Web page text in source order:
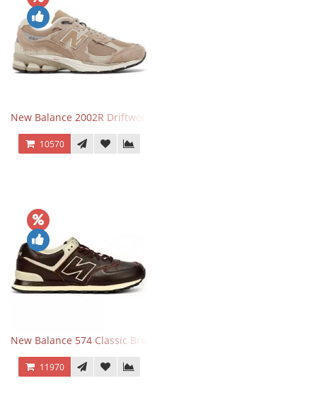
New Balance 2002R Driftwood Sea Salt бежевые
10570
New Balance 574 Classic Brown White
11970